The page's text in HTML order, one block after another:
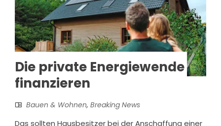
Die private Energiewende
finanzieren
Bauen & Wohnen, Breaking News
Das sollten Hausbesitzer bei der Anschaffung einer